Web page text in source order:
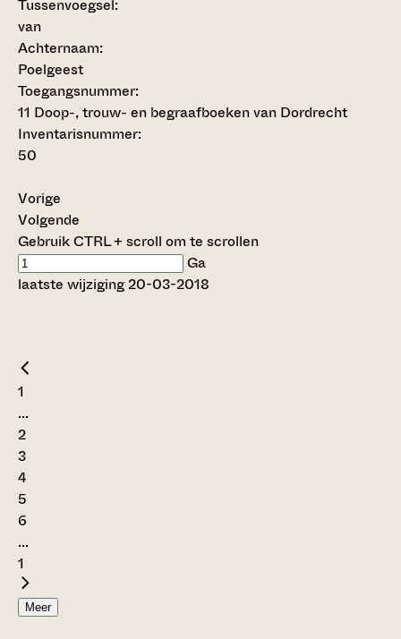
Tussenvoegsel:
van
Achternaam:
Poelgeest
Toegangsnummer:
11 Doop-, trouw- en begraafboeken van Dordrecht
Inventarisnummer:
50
Vorige
Volgende
Gebruik CTRL + scroll om te scrollen
Ga
laatste wijziging 20-03-2018
1
...
2
3
4
5
6
...
1
Meer